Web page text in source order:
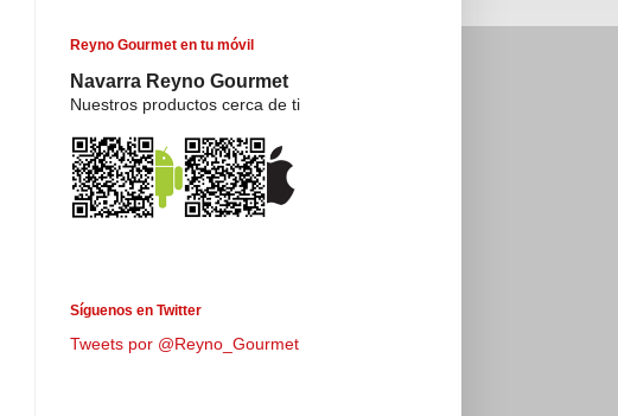
Reyno Gourmet en tu móvil
Navarra Reyno Gourmet
Nuestros productos cerca de ti
Síguenos en Twitter
Tweets por @Reyno_Gourmet